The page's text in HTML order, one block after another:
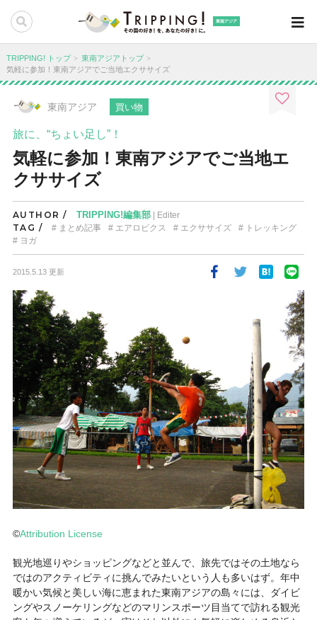
東南アジア
TRIPPING! トップ
東南アジアトップ
気軽に参加！東南アジアでご当地エクササイズ
東南アジア 買い物
旅に、“ちょい足し”！
気軽に参加！東南アジアでご当地エ
クササイズ
AUTHOR / TRIPPING!編集部| Editer
TAG / まとめ記事 エアロビクス エクササイズ
トレッキング
ヨガ
2015.5.13 更新
©Attribution License
観光地巡りやショッピングなどと並んで、旅先ではその土地なら
ではのアクティビティに挑んでみたいという人も多いはず。年中
暖かい気候と美しい海に恵まれた東南アジアの島々には、ダイビ
ングやスノーケリングなどのマリンスポーツ目当てで訪れる観光